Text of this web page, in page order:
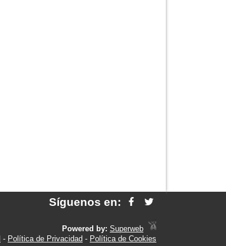
Síguenos en:
Powered by: Superweb
- Política de Privacidad - Política de Cookies